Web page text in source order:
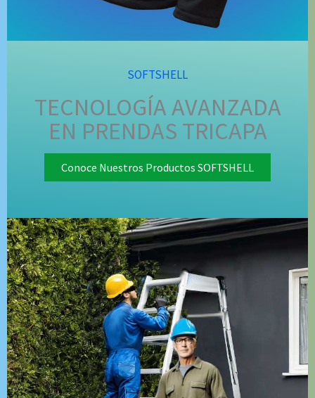
SOFTSHELL
TECNOLOGÍA AVANZADA
EN PRENDAS TRICAPA
Conoce Nuestros Productos SOFTSHELL